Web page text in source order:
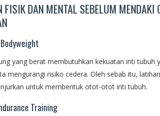
FISIK DAN MENTAL SEBELUM
yang berat membutuhkan kekuatan inti tubuh
mengurangi risiko cedera. Oleh sebab itu,
untuk membentuk otot-otot inti tubuh.
Training